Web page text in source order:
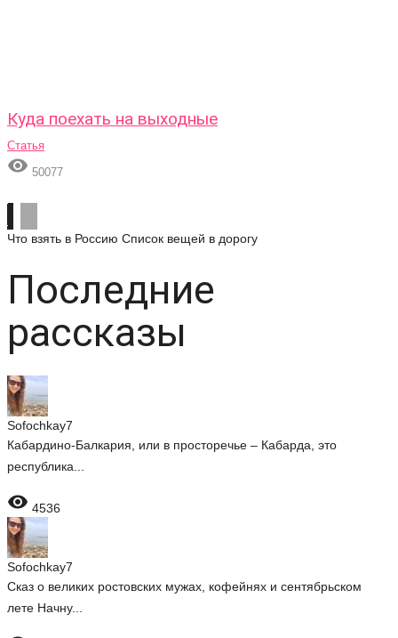
Куда поехать на выходные
Статья
 50077
Что взять в Россию Список вещей в дорогу
Последние
рассказы
Sofochkay7
Кабардино-Балкария, или в просторечье – Кабарда, это
республика...
 4536
Sofochkay7
Сказ о великих ростовских мужах, кофейнях и сентябрьском
лете Начну...